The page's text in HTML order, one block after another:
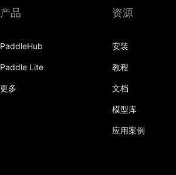
产品
PaddleHub
Paddle Lite
更多
资源
安装
教程
文档
模型库
应用案例